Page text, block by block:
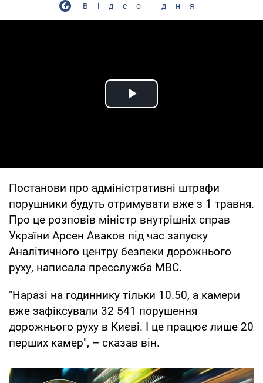
Відео дня
Play Video
Постанови про адміністративні штрафи
порушники будуть отримувати вже з 1 травня.
Про це розповів міністр внутрішніх справ
України Арсен Аваков під час запуску
Аналітичного центру безпеки дорожнього
руху, написала пресслужба МВС.
"Наразі на годиннику тільки 10.50, а камери
вже зафіксували 32 541 порушення
дорожнього руху в Києві. І це працює лише 20
перших камер", – сказав він.